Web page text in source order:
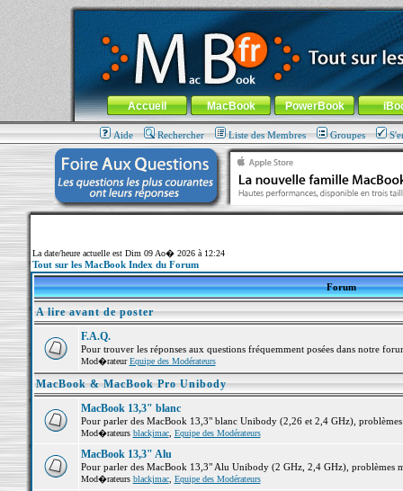
MacBook-fr.com : 100% Apple... 100% nomade !
Aller au contenu-Aller au menu général-Aller au menu de
Menu général
Accueil MacBook PowerBook
Aide Rechercher Liste des Membres Groupes
La date/heure actuelle est Dim 09 Ao� 2026 à 12:24
Tout sur les MacBook Index du Forum
Forum
A lire avant de poster
F.A.Q.
Pour trouver les réponses aux questions fréquemment posées dans notre
Mod�rateurEquipe des Modérateurs
MacBook & MacBook Pro Unibody
MacBook 13,3" blanc
Pour parler des MacBook 13,3" blanc Unibody (2,26 et 2,4 GHz),
Mod�rateurs blackjmac, Equipe des Modérateurs
MacBook 13,3" Alu
Pour parler des MacBook 13,3" Alu Unibody (2 GHz, 2,4 GHz), problèmes
Mod�rateurs blackjmac, Equipe des Modérateurs